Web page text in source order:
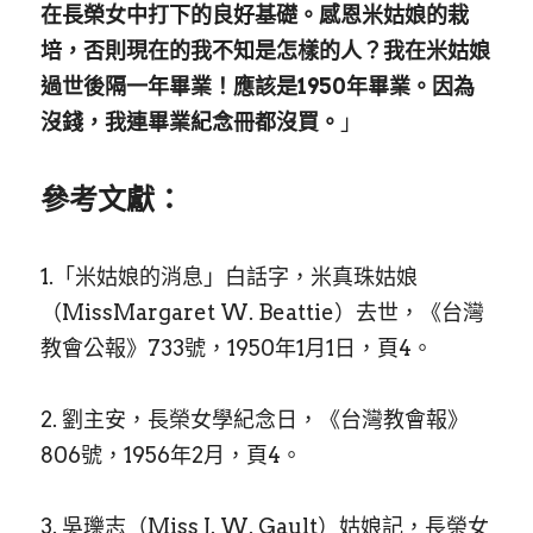
在長榮女中打下的良好基礎。感恩米姑娘的栽
培，否則現在的我不知是怎樣的人？我在米姑娘
過世後隔一年畢業！應該是1950年畢業。因為
沒錢，我連畢業紀念冊都沒買。 」
參考文獻：
1. 「米姑娘的消息」白話字，米真珠姑娘
（MissMargaret W. Beattie）去世，《台灣
教會公報》733號，1950年1月1日，頁4。
2. 劉主安，長榮女學紀念日，《台灣教會報》
806號，1956年2月，頁4。
3. 吳瓅志（Miss J. W. Gault）姑娘記，長榮女